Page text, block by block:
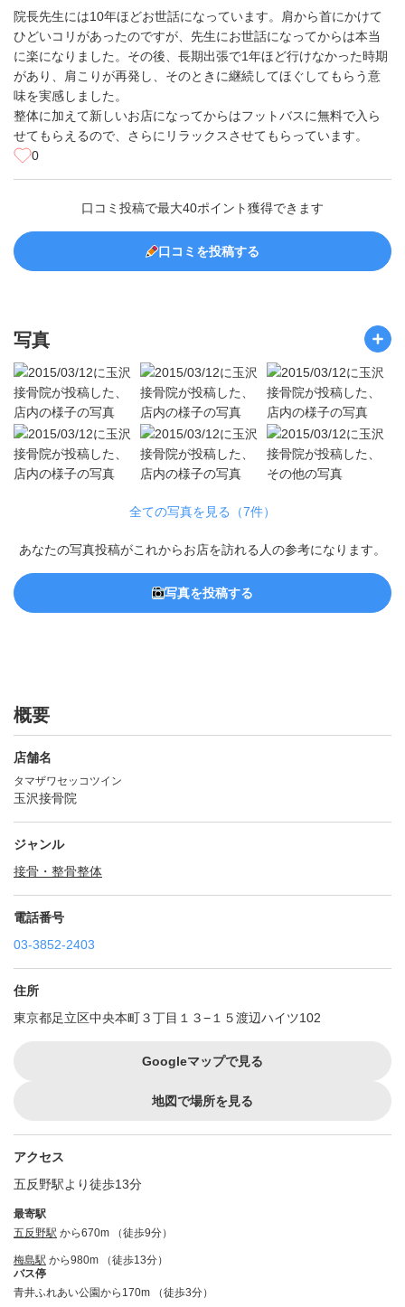
院長先生には10年ほどお世話になっています。肩から首にかけて
ひどいコリがあったのですが、先生にお世話になってからは本当
に楽になりました。その後、長期出張で1年ほど行けなかった時期
があり、肩こりが再発し、そのときに継続してほぐしてもらう意
味を実感しました。
整体に加えて新しいお店になってからはフットバスに無料で入ら
せてもらえるので、さらにリラックスさせてもらっています。
0
口コミ投稿で最大40ポイント獲得できます
口コミを投稿する
写真
全ての写真を見る（7件）
あなたの写真投稿がこれからお店を訪れる人の参考になります。
写真を投稿する
概要
店舗名
タマザワセッコツイン
玉沢接骨院
ジャンル
接骨・整骨整体
電話番号
03-3852-2403
住所
東京都足立区中央本町３丁目１３−１５渡辺ハイツ102
Googleマップで見る
地図で場所を見る
アクセス
五反野駅より徒歩13分
最寄駅
五反野駅 から670m （徒歩9分）
梅島駅 から980m （徒歩13分）
バス停
青井ふれあい公園から170m （徒歩3分）